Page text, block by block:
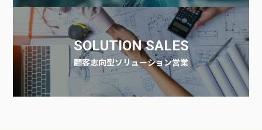
SOLUTION SALES
顧客志向型ソリューション営業